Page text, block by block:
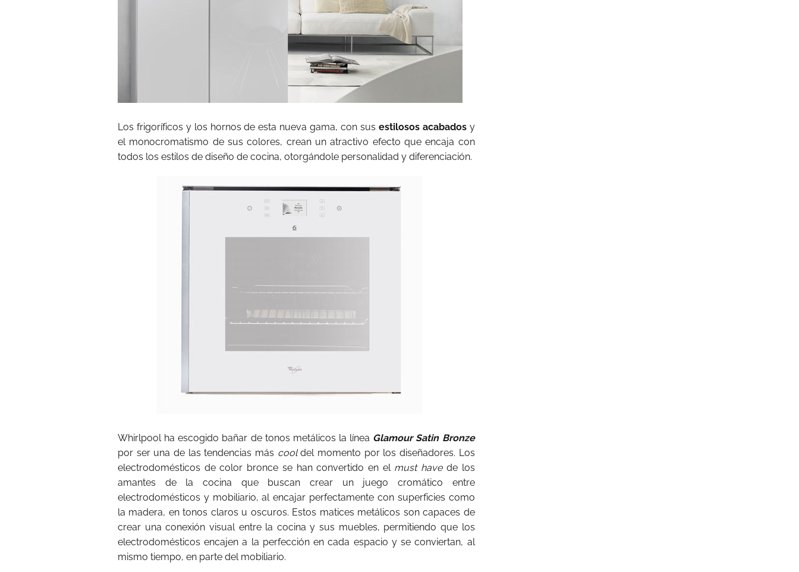
Los frigoríficos y los hornos de esta nueva gama, con sus estilosos acabadosy
el monocromatismo de sus colores, crean un atractivo efecto que encaja con
todos los estilos de diseño de cocina, otorgándole personalidad y diferenciación.
Whirlpool ha escogido bañar de tonos metálicos la línea Glamour SatinBronze
por ser una de las tendencias más cooldel momento por los diseñadores. Los
electrodomésticos de color bronce se han convertido en el must havede los
amantes de la cocina que buscan crear un juego cromático entre
electrodomésticos y mobiliario, al encajar perfectamente con superficies como
la madera, en tonos claros u oscuros. Estos matices metálicos son capaces de
crear una conexión visual entre la cocina y sus muebles, permitiendo que los
electrodomésticos encajen a la perfección en cada espacio y se conviertan, al
mismo tiempo, en parte del mobiliario.